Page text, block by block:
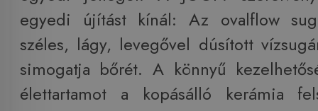
egyedi újítást kínál: Az ovalflow
széles, lágy, levegővel dúsított
simogatja bőrét. A könnyű
élettartamot a kopásálló kerámia